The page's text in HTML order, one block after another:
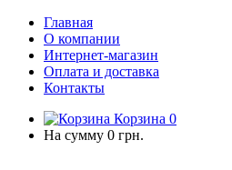
Главная
О компании
Интернет-магазин
Оплата и доставка
Контакты
Корзина 0
На сумму 0 грн.